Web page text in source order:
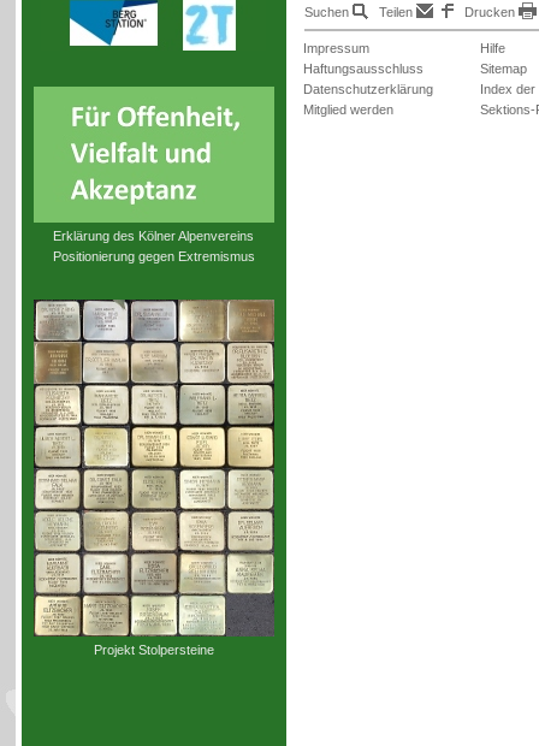
Erklärung des Kölner Alpenvereins
Positionierung gegen Extremismus
Projekt Stolpersteine
Suchen Teilen Drucken
Impressum
Haftungsausschluss
Datenschutzerklärung
Mitglied werden
Hilfe
Sitemap
Index der
Sektions-